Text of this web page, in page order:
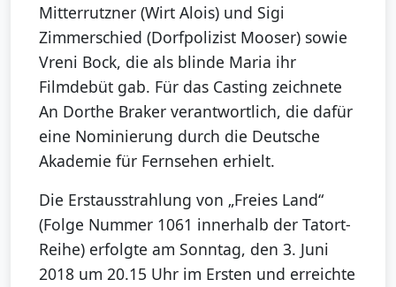
Mitterrutzner (Wirt Alois) und Sigi
Zimmerschied (Dorfpolizist Mooser) sowie
Vreni Bock, die als blinde Maria ihr
Filmdebüt gab. Für das Casting zeichnete
An Dorthe Braker verantwortlich, die dafür
eine Nominierung durch die Deutsche
Akademie für Fernsehen erhielt.
Die Erstausstrahlung von „Freies Land“
(Folge Nummer 1061 innerhalb der Tatort-
Reihe) erfolgte am Sonntag, den 3. Juni
2018 um 20.15 Uhr im Ersten und erreichte